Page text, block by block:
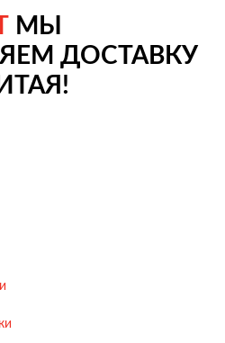
МЫ
ДОСТАВКУ